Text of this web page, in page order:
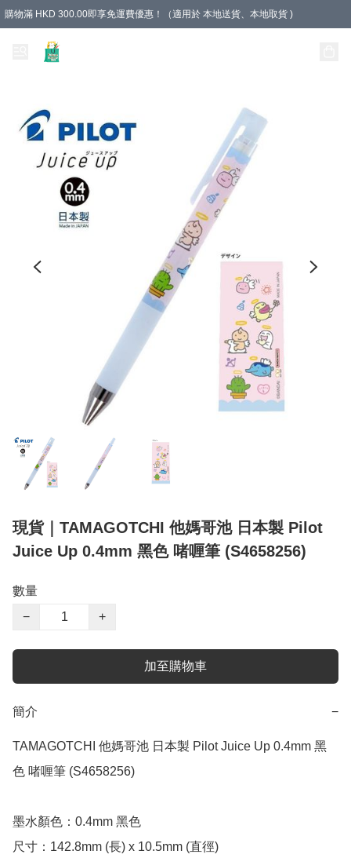
購物滿 HKD 300.00即享免運費優惠！（適用於 本地送貨、本地取貨 )
現貨｜TAMAGOTCHI 他媽哥池 日本製 Pilot
Juice Up 0.4mm 黑色 啫喱筆 (S4658256)
數量
−
+
加至購物車
簡介 −
TAMAGOTCHI 他媽哥池 日本製 Pilot Juice Up 0.4mm 黑
色 啫喱筆 (S4658256)
墨水顏色：0.4mm 黑色
尺寸：142.8mm (長) x 10.5mm (直徑)